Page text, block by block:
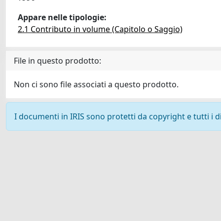
Appare nelle tipologie:
2.1 Contributo in volume (Capitolo o Saggio)
File in questo prodotto:
Non ci sono file associati a questo prodotto.
I documenti in IRIS sono protetti da copyright e tutti i